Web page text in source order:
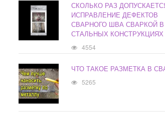
СКОЛЬКО РАЗ
ИСПРАВЛЕНИЕ ДЕФЕКТОВ
СВАРНОГО ШВА СВАРКОЙ В
СТАЛЬНЫХ КОНСТРУКЦИЯХ
4554
ЧТО ТАКОЕ РАЗМЕТКА В
5265